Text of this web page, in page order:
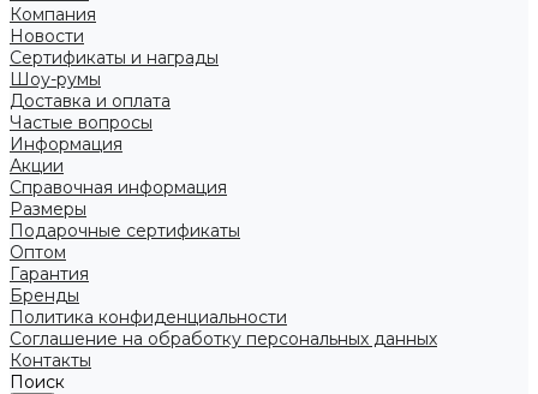
Компания
Новости
Сертификаты и награды
Шоу-румы
Доставка и оплата
Частые вопросы
Информация
Акции
Справочная информация
Размеры
Подарочные сертификаты
Оптом
Гарантия
Бренды
Политика конфиденциальности
Соглашение на обработку персональных данных
Контакты
Поиск